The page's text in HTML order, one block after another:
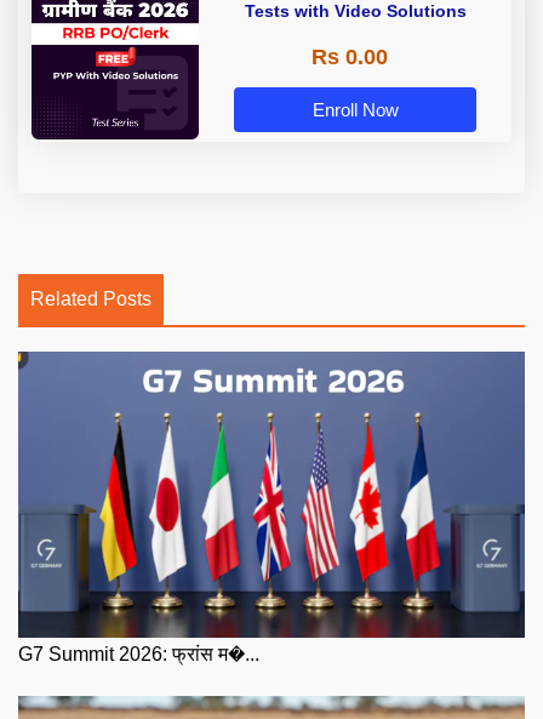
Tests with Video Solutions
Rs 0.00
Enroll Now
Related Posts
G7 Summit 2026: फ्रांस म�...